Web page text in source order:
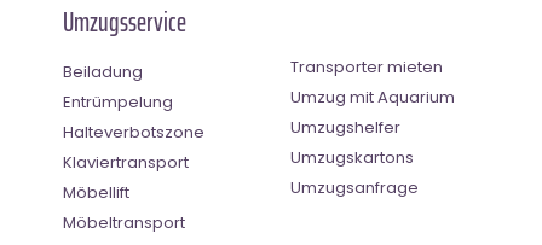
Umzugsservice
Beiladung
Entrümpelung
Halteverbotszone
Klaviertransport
Möbellift
Möbeltransport
Transporter mieten
Umzug mit Aquarium
Umzugshelfer
Umzugskartons
Umzugsanfrage